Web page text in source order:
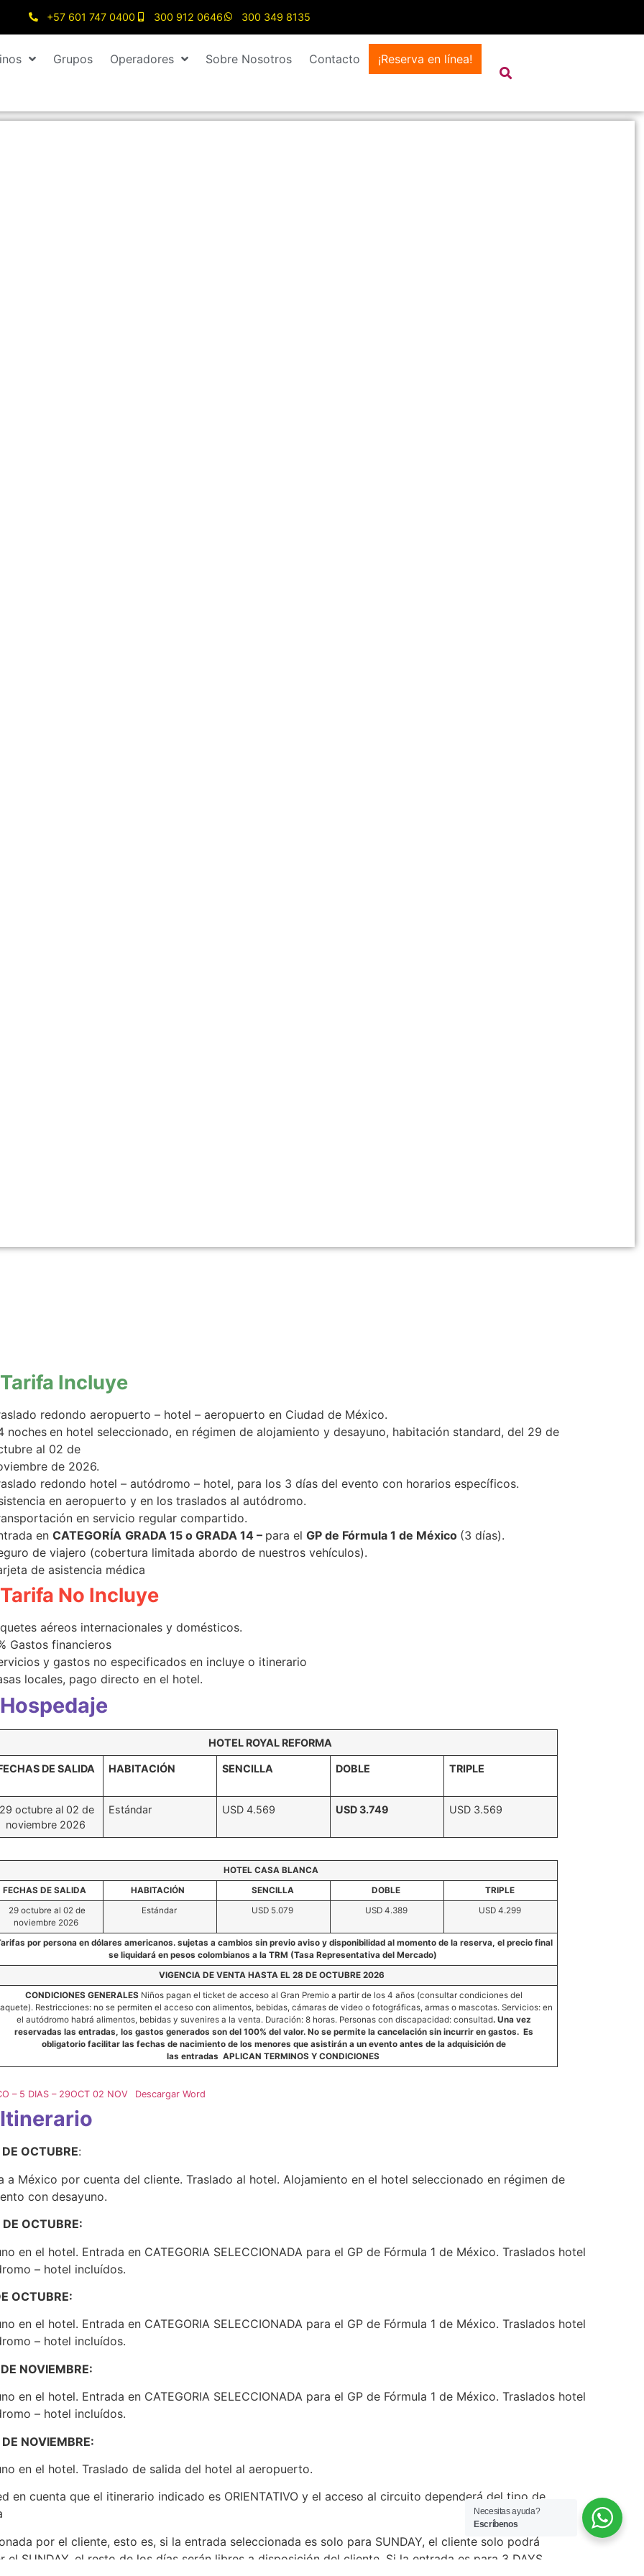
+57 601 747 0400 300 912 0646 300 349 8135
Grupos Operadores Sobre Nosotros Contacto ¡Reserva en línea!
Tarifa Incluye
redondo aeropuerto – hotel – aeropuerto en Ciudad de México.
noches en hotel seleccionado, en régimen de alojamiento y desayuno, habitación standard, del 29 de
al 02 de
de 2026.
redondo hotel – autódromo – hotel, para los 3 días del evento con horarios específicos.
en aeropuerto y en los traslados al autódromo.
en servicio regular compartido.
en CATEGORÍA GRADA 15 o GRADA 14 – para el GP de Fórmula 1 de México (3 días).
de viajero (cobertura limitada abordo de nuestros vehículos).
de asistencia médica
Tarifa No Incluye
aéreos internacionales y domésticos.
Gastos financieros
y gastos no especificados en incluye o itinerario
locales, pago directo en el hotel.
Hospedaje
HOTEL ROYAL REFORMA
DE SALIDA HABITACIÓN SENCILLA DOBLE TRIPLE
29 octubre al 02 de
noviembre 2026
Estándar USD 4.569 USD 3.749 USD 3.569
HOTEL CASA BLANCA
FECHAS DE SALIDA
HABITACIÓN SENCILLA DOBLE
TRIPLE
29 octubre al 02 de
noviembre 2026
Estándar USD 5.079 USD 4.389 USD 4.299
por persona en dólares americanos. sujetas a cambios sin previo aviso y disponibilidad al momento de la reserva, el precio final
se liquidará en pesos colombianos a la TRM (Tasa Representativa del Mercado)
VIGENCIA DE VENTA HASTA EL 28 DE OCTUBRE 2026
CONDICIONES GENERALES Niños pagan el ticket de acceso al Gran Premio a partir de los 4 años (consultar condiciones del
Restricciones: no se permiten el acceso con alimentos, bebidas, cámaras de video o fotográficas, armas o mascotas. Servicios: en
el autódromo habrá alimentos, bebidas y suvenires a la venta. Duración: 8 horas. Personas con discapacidad: consultad. Una vez
reservadas las entradas, los gastos generados son del 100% del valor. No se permite la cancelación sin incurrir en gastos. Es
obligatorio facilitar las fechas de nacimiento de los menores que asistirán a un evento antes de la adquisición de
las entradas APLICAN TERMINOS Y CONDICIONES
– 5 DIAS – 29OCT 02 NOV Descargar Word
Itinerario
OCTUBRE:
a México por cuenta del cliente. Traslado al hotel. Alojamiento en el hotel seleccionado en régimen de
con desayuno.
OCTUBRE:
en el hotel. Entrada en CATEGORIA SELECCIONADA para el GP de Fórmula 1 de México. Traslados hotel
– hotel incluídos.
OCTUBRE:
en el hotel. Entrada en CATEGORIA SELECCIONADA para el GP de Fórmula 1 de México. Traslados hotel
– hotel incluídos.
NOVIEMBRE:
en el hotel. Entrada en CATEGORIA SELECCIONADA para el GP de Fórmula 1 de México. Traslados hotel
– hotel incluídos.
NOVIEMBRE:
en el hotel. Traslado de salida del hotel al aeropuerto.
en cuenta que el itinerario indicado es ORIENTATIVO y el acceso al circuito dependerá del tipo de
por el cliente, esto es, si la entrada seleccionada es solo para SUNDAY, el cliente solo podrá
el SUNDAY, el resto de los días serán libres a disposición del cliente. Si la entrada es para 3 DAYS
Necesitas ayuda?
Escríbenos